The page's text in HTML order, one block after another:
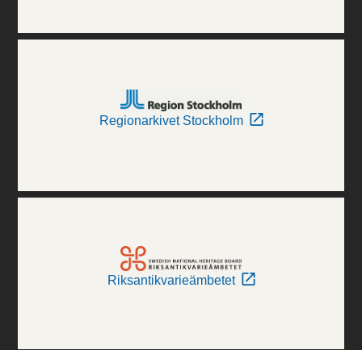
Regionarkivet Stockholm
Riksantikvarieämbetet